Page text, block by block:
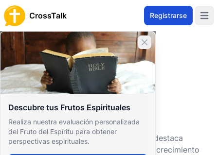
CrossTalk Registrarse
Cerrar banner
Descubre tus Frutos Espirituales
Realiza nuestra evaluación personalizada
del Fruto del Espíritu para obtener
perspectivas espirituales.
Inicio
Archivo de Preguntas
Culto y Ritual
Devocionales Personales
Devocionales
Personales
La sección "Devocionales Personales" destaca
prácticas individuales que fomentan el crecimiento